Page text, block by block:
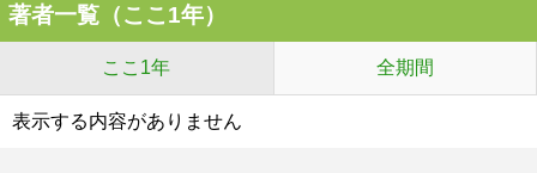
著者一覧（ここ1年）
ここ1年 全期間
表示する内容がありません